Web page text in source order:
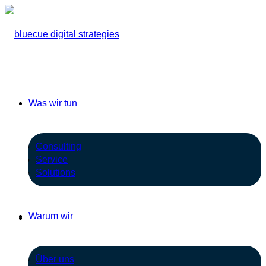
Was wir tun
Consulting
Service
Solutions
Warum wir
Über uns